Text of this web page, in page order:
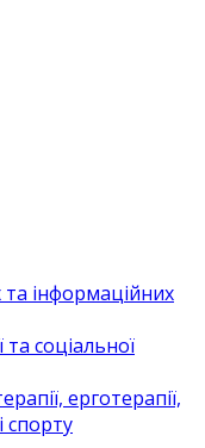
інформаційних
та соціальної
ерготерапії,
спорту